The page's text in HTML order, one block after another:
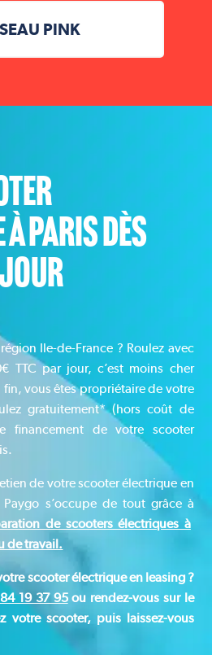
PINK
À PARIS DÈS
Ile-de-France ? Roulez avec
TTC par jour, c’est moins cher
fin, vous êtes propriétaire de votre
gratuitement* (hors coût de
financement de votre scooter
de votre scooter électrique en
s’occupe de tout grâce à
de scooters électriques à
de travail.
scooter électrique en leasing ?
19 37 95ou rendez-vous sur le
votre scooter, puis laissez-vous